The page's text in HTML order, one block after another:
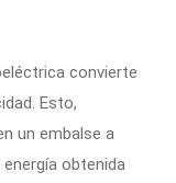
convierte
Esto,
un embalse a
obtenida